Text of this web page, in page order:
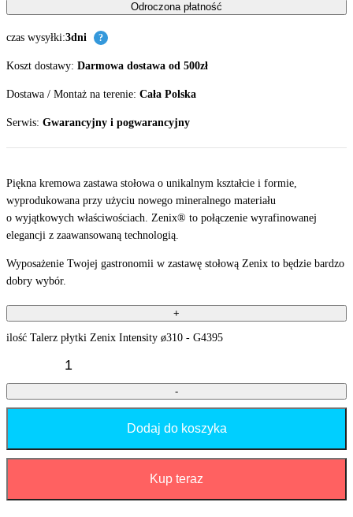
Odroczona płatność
czas wysyłki:3dni ?
Koszt dostawy: Darmowa dostawa od 500zł
Dostawa / Montaż na terenie: Cała Polska
Serwis: Gwarancyjny i pogwarancyjny
Piękna kremowa zastawa stołowa o unikalnym kształcie i formie,
wyprodukowana przy użyciu nowego mineralnego materiału
o wyjątkowych właściwościach. Zenix® to połączenie wyrafinowanej
elegancji z zaawansowaną technologią.
Wyposażenie Twojej gastronomii w zastawę stołową Zenix to będzie bardzo
dobry wybór.
+
ilość Talerz płytki Zenix Intensity ø310 - G4395
-
Dodaj do koszyka
Kup teraz